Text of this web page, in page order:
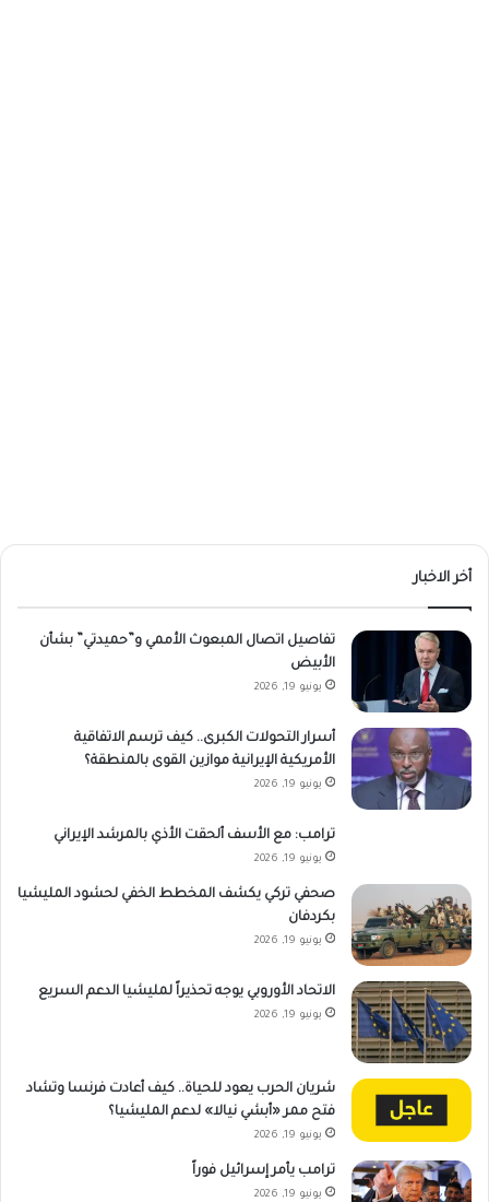
أخر الاخبار
تفاصيل اتصال المبعوث الأممي و”حميدتي” بشأن
الأبيض
يونيو 19, 2026
أسرار التحولات الكبرى.. كيف ترسم الاتفاقية
الأمريكية الإيرانية موازين القوى بالمنطقة؟
يونيو 19, 2026
ترامب: مع الأسف ألحقت الأذي بالمرشد الإيراني
يونيو 19, 2026
صحفي تركي يكشف المخطط الخفي لحشود المليشيا
بكردفان
يونيو 19, 2026
الاتحاد الأوروبي يوجه تحذيراً لمليشيا الدعم السريع
يونيو 19, 2026
شريان الحرب يعود للحياة.. كيف أعادت فرنسا وتشاد
فتح ممر «أبشي نيالا» لدعم المليشيا؟
يونيو 19, 2026
ترامب يأمر إسرائيل فوراً
يونيو 19, 2026